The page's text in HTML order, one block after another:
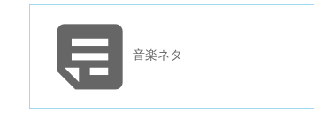
音楽ネタ